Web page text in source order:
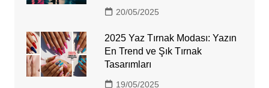
20/05/2025
2025 Yaz Tırnak Modası: Yazın
En Trend ve Şık Tırnak
Tasarımları
19/05/2025